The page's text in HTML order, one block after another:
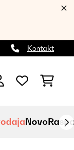
Kontakt
Novo